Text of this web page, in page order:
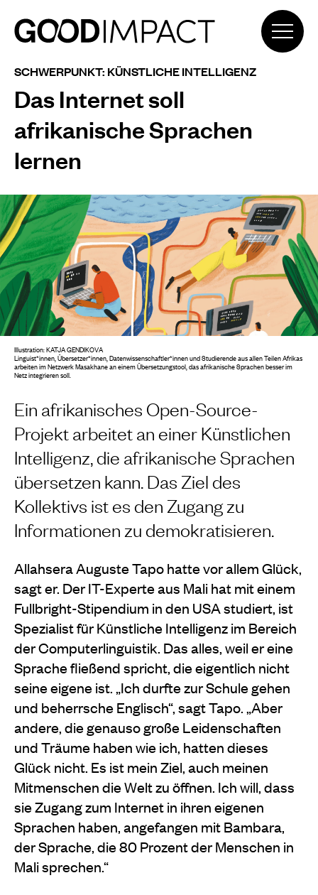
SCHWERPUNKT: KÜNSTLICHE INTELLIGENZ
Das Internet soll
afrikanische Sprachen
lernen
Ein afrikanisches Open-Source-
Projekt arbeitet an einer Künstlichen
Intelligenz, die afrikanische Sprachen
übersetzen kann. Das Ziel des
Kollektivs ist es den Zugang zu
Informationen zu demokratisieren.
Allahsera Auguste Tapo hatte vor allem Glück,
sagt er. Der IT-Experte aus Mali hat mit einem
Fullbright-Stipendium in den USA studiert, ist
Spezialist für Künstliche Intelligenz im Bereich
der Computerlinguistik. Das alles, weil er eine
Sprache fließend spricht, die eigentlich nicht
seine eigene ist. „Ich durfte zur Schule gehen
und beherrsche Englisch“, sagt Tapo. „Aber
andere, die genauso große Leidenschaften
und Träume haben wie ich, hatten dieses
Glück nicht. Es ist mein Ziel, auch meinen
Mitmenschen die Welt zu öffnen. Ich will, dass
sie Zugang zum Internet in ihren eigenen
Sprachen haben, angefangen mit Bambara,
der Sprache, die 80 Prozent der Menschen in
Mali sprechen.“
Illustration: KATJA GENDIKOVA
Linguist*innen, Übersetzer*innen, Datenwissenschaftler*innen und Studierende aus allen Teilen Afrikas
arbeiten im Netzwerk Masakhane an einem Übersetzungstool, das afrikanische Sprachen besser im
Netz integrieren soll.